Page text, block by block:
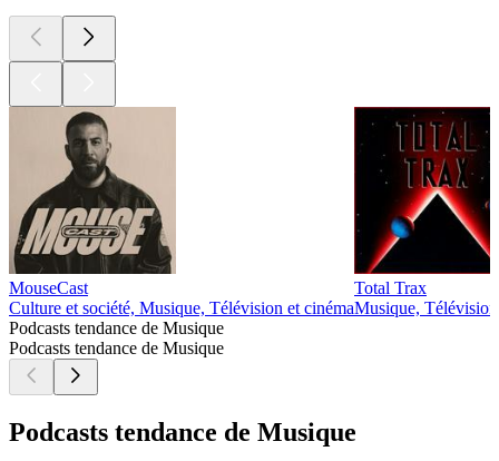
MouseCast
Culture et société, Musique, Télévision et cinéma
Total Trax
Musique,
Podcasts tendance de Musique
Podcasts tendance de Musique
Podcasts tendance de Musique